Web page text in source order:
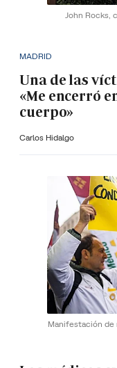
John Rocks,
MADRID
Una de las
«Me encerró
cuerpo»
Carlos Hidalgo
Manifestación de